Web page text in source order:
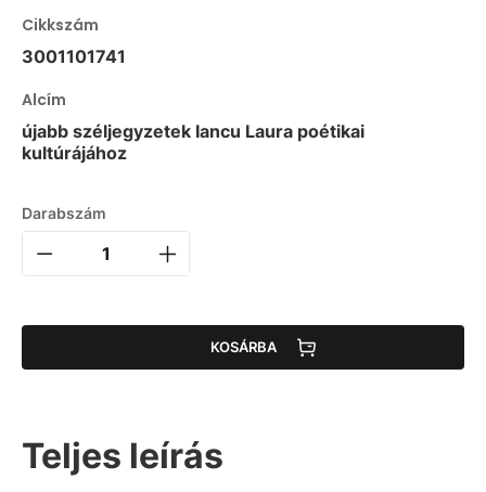
Cikkszám
3001101741
Alcím
újabb széljegyzetek Iancu Laura poétikai
kultúrájához
Darabszám
KOSÁRBA
Teljes leírás